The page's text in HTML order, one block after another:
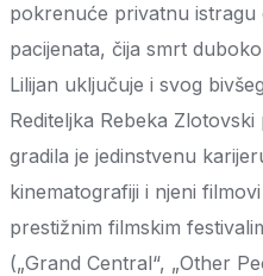
pokrenuće privatnu istragu
pacijenata, čija smrt
Lilijan uključuje i svog
Rediteljka Rebeka
gradila je jedinstvenu
kinematografiji i njeni
prestižnim filmskim
(„Grand Central“, „Other